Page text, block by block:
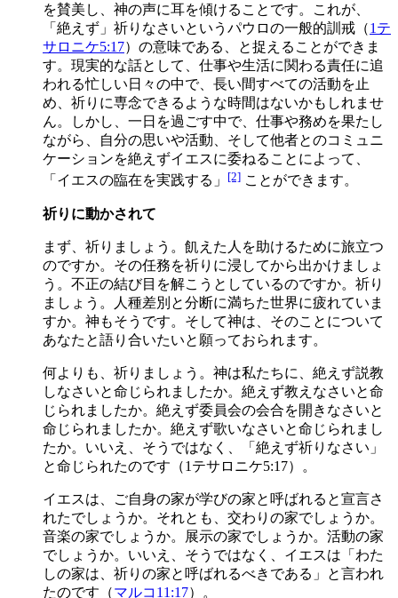
を賛美し、神の声に耳を傾けることです。これが、
「絶えず」祈りなさいというパウロの一般的訓戒（1テ
サロニケ5:17）の意味である、と捉えることができま
す。現実的な話として、仕事や生活に関わる責任に追
われる忙しい日々の中で、長い間すべての活動を止
め、祈りに専念できるような時間はないかもしれませ
ん。しかし、一日を過ごす中で、仕事や務めを果たし
ながら、自分の思いや活動、そして他者とのコミュニ
ケーションを絶えずイエスに委ねることによって、
「イエスの臨在を実践する」
[2] ことができます。
祈りに動かされて
まず、祈りましょう。飢えた人を助けるために旅立つ
のですか。その任務を祈りに浸してから出かけましょ
う。不正の結び目を解こうとしているのですか。祈り
ましょう。人種差別と分断に満ちた世界に疲れていま
すか。神もそうです。そして神は、そのことについて
あなたと語り合いたいと願っておられます。
何よりも、祈りましょう。神は私たちに、絶えず説教
しなさいと命じられましたか。絶えず教えなさいと命
じられましたか。絶えず委員会の会合を開きなさいと
命じられましたか。絶えず歌いなさいと命じられまし
たか。いいえ、そうではなく、「絶えず祈りなさい」
と命じられたのです（1テサロニケ5:17）。
イエスは、ご自身の家が学びの家と呼ばれると宣言さ
れたでしょうか。それとも、交わりの家でしょうか。
音楽の家でしょうか。展示の家でしょうか。活動の家
でしょうか。いいえ、そうではなく、イエスは「わた
しの家は、祈りの家と呼ばれるべきである」と言われ
たのです（マルコ11:17）。